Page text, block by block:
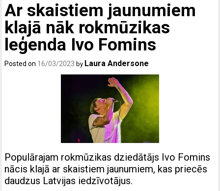
Ar skaistiem jaunumiem
klajā nāk rokmūzikas
leģenda Ivo Fomins
Posted on 16/03/2023 by Laura Andersone
Populārajam rokmūzikas dziedātājs Ivo Fomins
nācis klajā ar skaistiem jaunumiem, kas priecēs
daudzus Latvijas iedzīvotājus.